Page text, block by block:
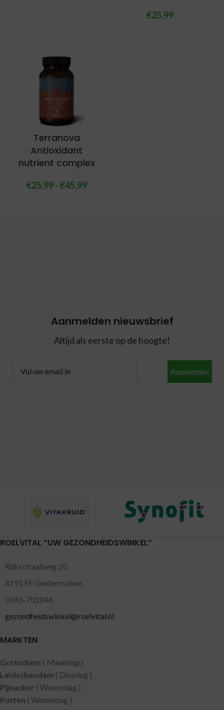
€25,99
Terranova
Antioxidant
nutrient complex
€25,99- €45,99
Aanmelden nieuwsbrief
Altijd als eerste op de hoogte!
Aanmelden
ROELVITAL “UW GEZONDHEIDSWINKEL”
Rijksstraatweg 20
4191 SE Geldermalsen
0345-701046
gezondheidswinkel@roelvital.nl
MARKTEN
Gorinchem ( Maandag )
Leidschendam ( Dinsdag )
Pijnacker ( Woensdag )
Putten ( Woensdag )